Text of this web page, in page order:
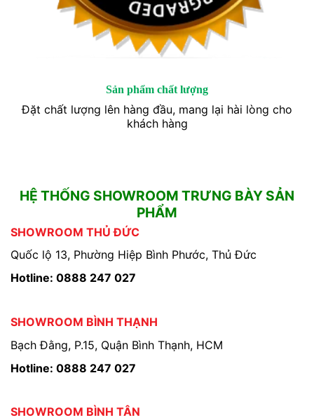
Sản phẩm chất lượng
Đặt chất lượng lên hàng đầu, mang lại hài lòng cho
khách hàng
HỆ THỐNG SHOWROOM TRƯNG BÀY SẢN
PHẨM
SHOWROOM THỦ ĐỨC
Quốc lộ 13, Phường Hiệp Bình Phước, Thủ Đức
Hotline: 0888 247 027
SHOWROOM BÌNH THẠNH
Bạch Đằng, P.15, Quận Bình Thạnh, HCM
Hotline: 0888 247 027
SHOWROOM BÌNH TÂN